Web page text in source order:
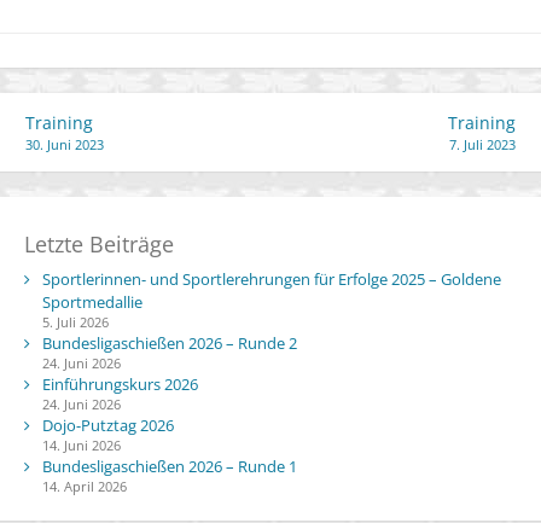
Beitragsnavigation
Training
30. Juni 2023
Training
7. Juli 2023
Letzte Beiträge
Sportlerinnen- und Sportlerehrungen für Erfolge 2025 – Goldene
Sportmedallie
5. Juli 2026
Bundesligaschießen 2026 – Runde 2
24. Juni 2026
Einführungskurs 2026
24. Juni 2026
Dojo-Putztag 2026
14. Juni 2026
Bundesligaschießen 2026 – Runde 1
14. April 2026